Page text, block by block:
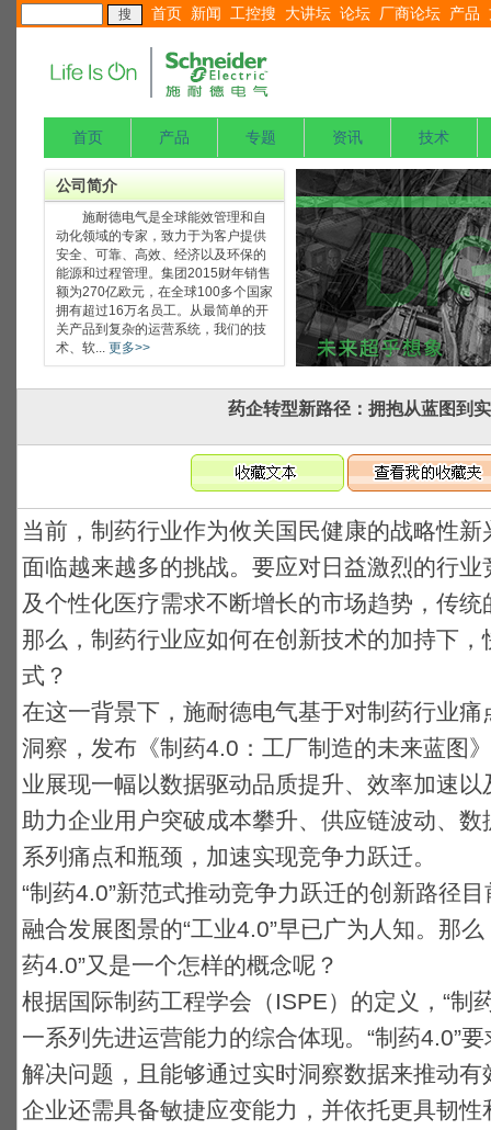
首页 新闻 工控搜 大讲坛 论坛 厂商论坛 产品
首页 产品 专题 资讯 技术
公司简介
施耐德电气是全球能效管理和自
动化领域的专家，致力于为客户提供
安全、可靠、高效、经济以及环保的
能源和过程管理。集团2015财年销售
额为270亿欧元，在全球100多个国家
拥有超过16万名员工。从最简单的开
关产品到复杂的运营系统，我们的技
术、软... 更多>>
药企转型新路径：拥抱从蓝图到
当前，制药行业作为攸关国民健康的战略性
面临越来越多的挑战。要应对日益激烈的行
及个性化医疗需求不断增长的市场趋势，传
那么，制药行业应如何在创新技术的加持下
式？
在这一背景下，施耐德电气基于对制药行业
洞察，发布《制药4.0：工厂制造的未来蓝图
业展现一幅以数据驱动品质提升、效率加速
助力企业用户突破成本攀升、供应链波动、
系列痛点和瓶颈，加速实现竞争力跃迁。
“制药4.0”新范式推动竞争力跃迁的创新路径
融合发展图景的“工业4.0”早已广为人知。那
药4.0”又是一个怎样的概念呢？
根据国际制药工程学会（ISPE）的定义，“制
一系列先进运营能力的综合体现。“制药4.0”
解决问题，且能够通过实时洞察数据来推动
企业还需具备敏捷应变能力，并依托更具韧